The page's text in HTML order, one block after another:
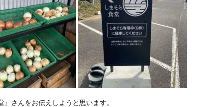
さんをお伝えしようと思います。